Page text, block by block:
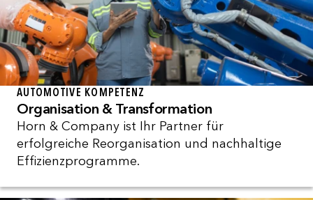
AUTOMOTIVE KOMPETENZ
Organisation & Transformation
Horn & Company ist Ihr Partner für
erfolgreiche Reorganisation und nachhaltige
Effizienzprogramme.